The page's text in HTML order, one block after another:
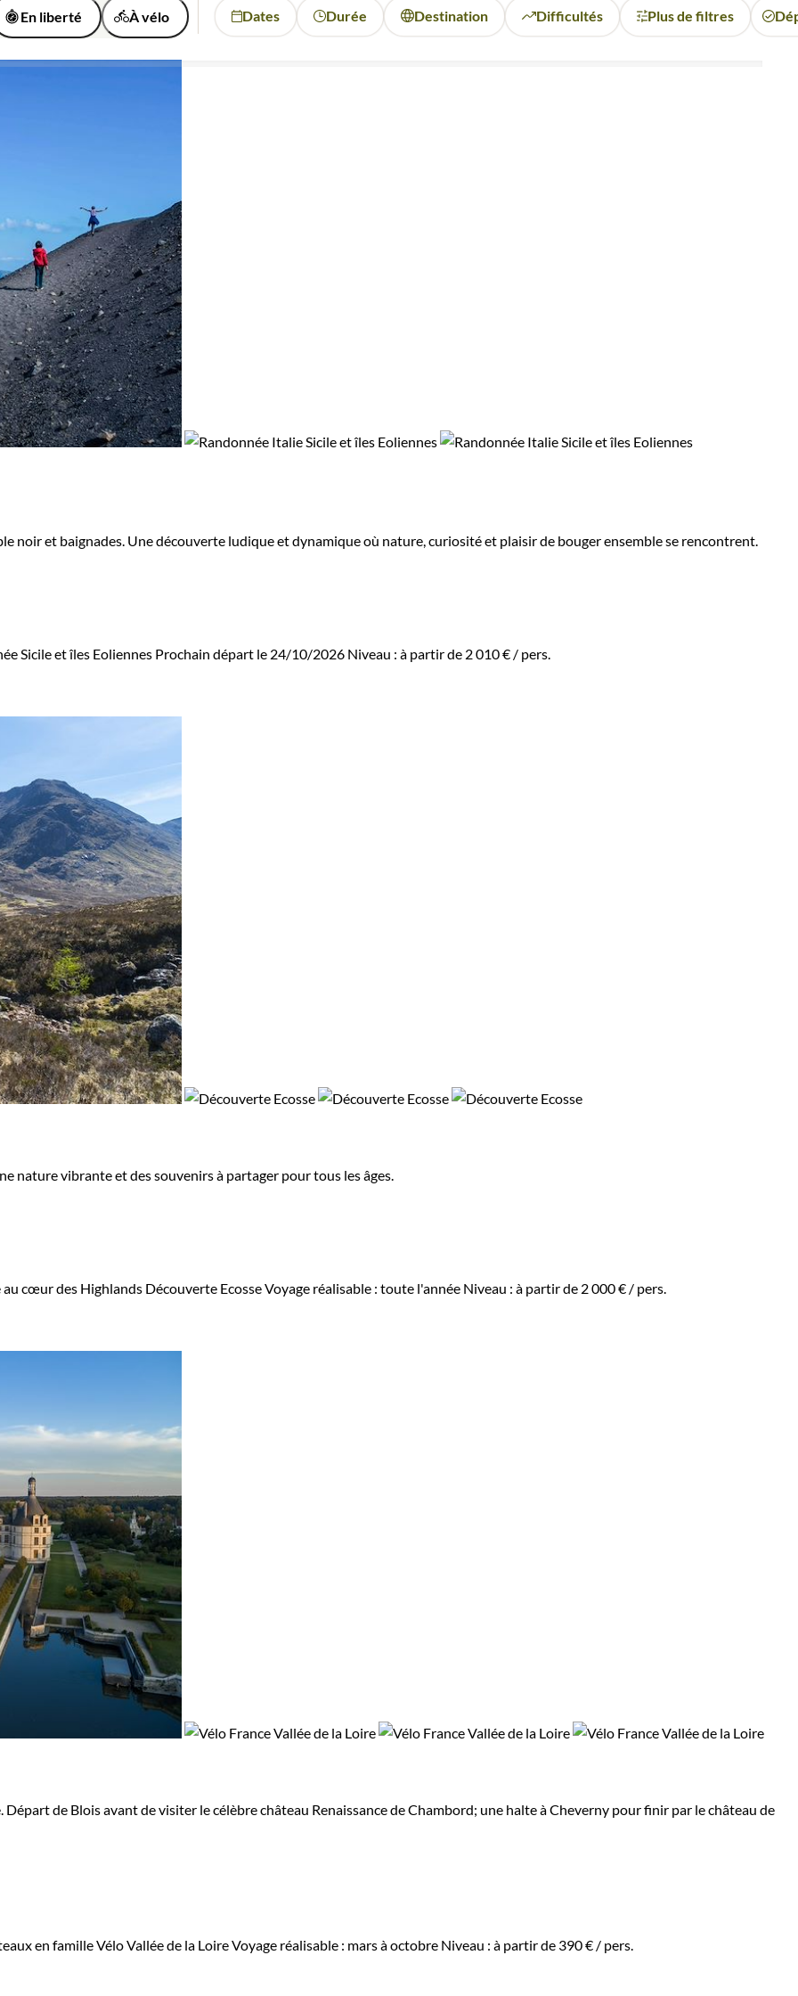
En liberté À vélo Dates Durée Destination Difficultés Plus de filtres
noir et baignades. Une découverte ludique et dynamique où nature, curiosité et plaisir de bouger ensemble se rencontrent.
Sicile et îles Eoliennes Prochain départ le 24/10/2026 Niveau : à partir de 2 010 € / pers.
nature vibrante et des souvenirs à partager pour tous les âges.
cœur des Highlands Découverte EcosseVoyage réalisable : toute l'année Niveau : à partir de 2 000 € / pers.
de Blois avant de visiter le célèbre château Renaissance de Chambord; une halte à Cheverny pour finir par le château de
en familleVélo Vallée de la LoireVoyage réalisable : mars à octobre Niveau : à partir de 390 € / pers.